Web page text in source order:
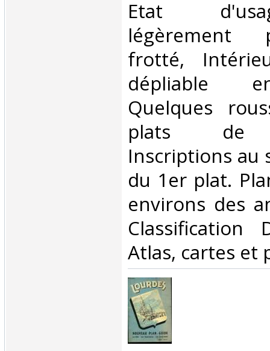
Etat
légèrement
frotté,
dépliable
Quelques
plats de
Inscriptions au
du 1er plat.
environs des
Classification
Atlas, cartes et